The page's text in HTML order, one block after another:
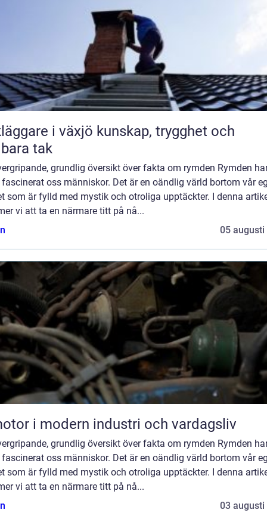
i växjö kunskap, trygghet och
tak
grundlig översikt över fakta om rymden Rymden
oss människor. Det är en oändlig värld bortom vår
som är fylld med mystik och otroliga upptäckter. I denna
vi att ta en närmare titt på nå...
05 augusti
i modern industri och vardagsliv
grundlig översikt över fakta om rymden Rymden
oss människor. Det är en oändlig värld bortom vår
som är fylld med mystik och otroliga upptäckter. I denna
vi att ta en närmare titt på nå...
03 augusti